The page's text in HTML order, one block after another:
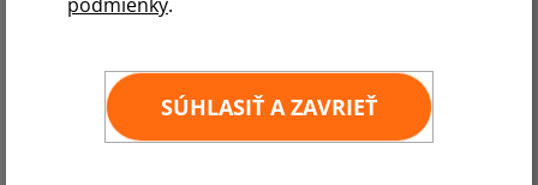
SÚHLASIŤ A ZAVRIEŤ